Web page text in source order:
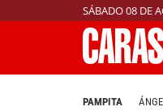
SÁBADO 08 DE
PAMPITA